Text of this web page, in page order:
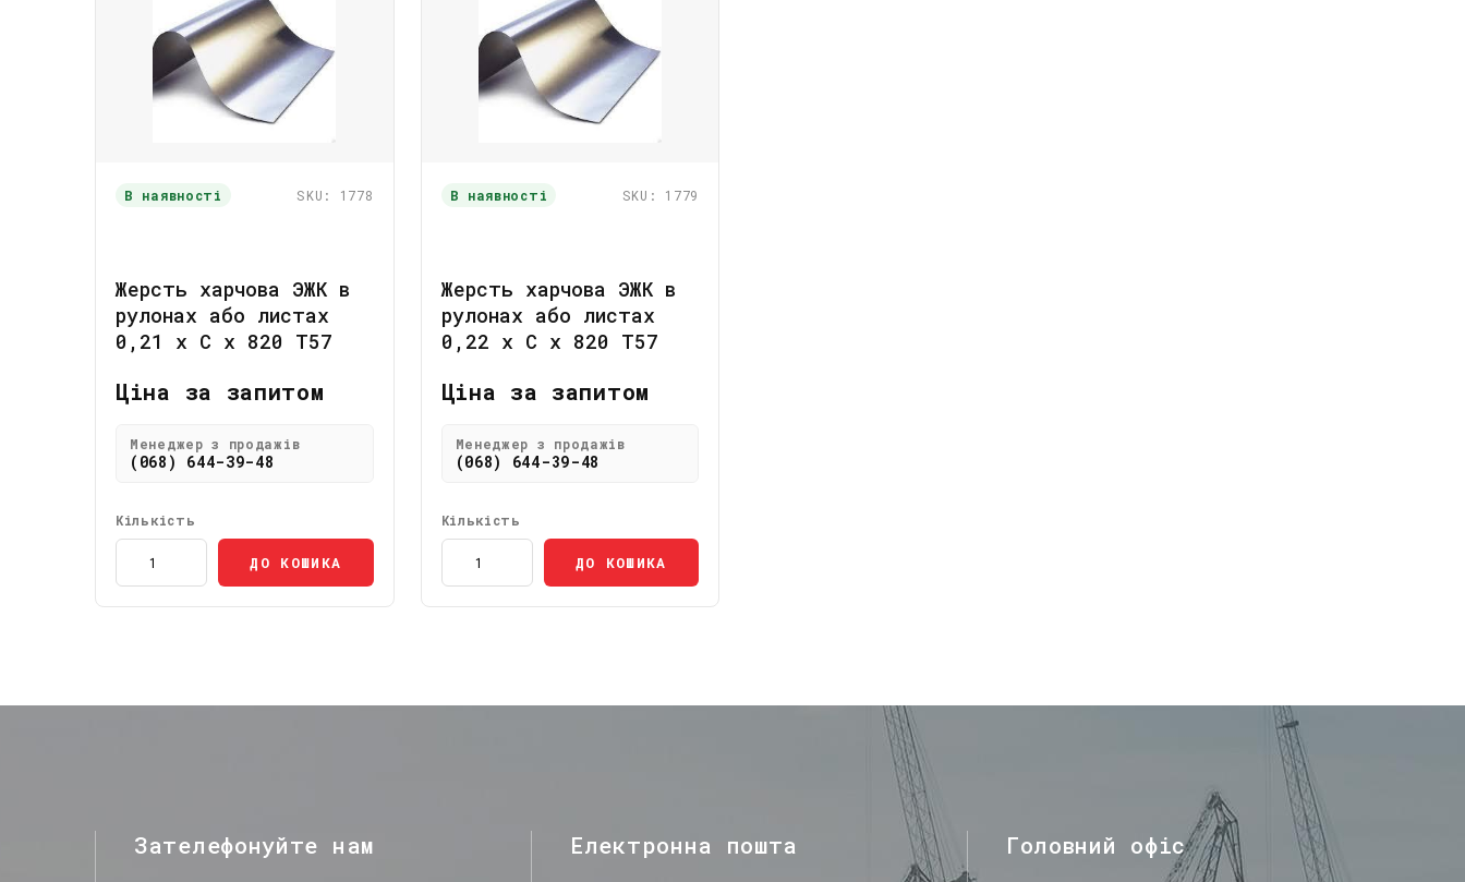
В наявності SKU: 1778
Жерсть харчова ЭЖК в
рулонах або листах
0,21 x C x 820 Т57
Ціна за запитом
Менеджер з продажів
(068) 644-39-48
Кількість
ДО КОШИКА
В наявності SKU: 1779
Жерсть харчова ЭЖК в
рулонах або листах
0,22 x C x 820 Т57
Ціна за запитом
Менеджер з продажів
(068) 644-39-48
Кількість
ДО КОШИКА
Зателефонуйте нам Електронна пошта Головний офіс